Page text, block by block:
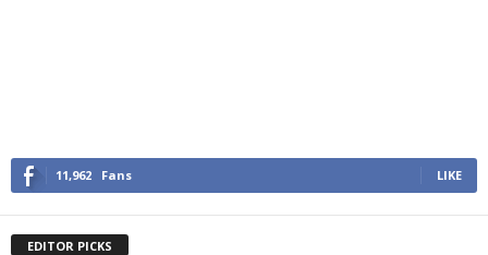
11,962 Fans LIKE
EDITOR PICKS